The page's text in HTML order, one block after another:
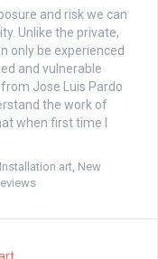
and risk we can
Unlike the private,
only be experienced
and vulnerable
Jose Luis Pardo
the work of
when first time I
Installation art New